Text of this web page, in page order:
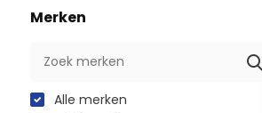
Merken
Alle merken